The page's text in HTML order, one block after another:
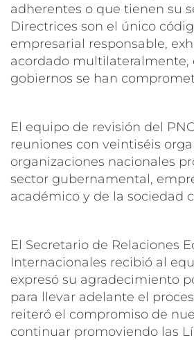
adherentes o que tienen su
Directrices son el único
empresarial responsable,
acordado multilateralmente,
gobiernos se han
El equipo de revisión del
reuniones con veintiséis
organizaciones nacionales
sector gubernamental,
académico y de la sociedad
El Secretario de Relaciones
Internacionales recibió al
expresó su agradecimiento
para llevar adelante el
reiteró el compromiso de
continuar promoviendo las